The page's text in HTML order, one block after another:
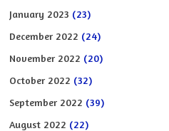
January 2023 (23)
December 2022 (24)
November 2022 (20)
October 2022 (32)
September 2022 (39)
August 2022 (22)